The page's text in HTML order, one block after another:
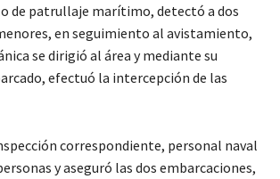
de patrullaje marítimo, detectó a dos
en seguimiento al avistamiento,
se dirigió al área y mediante su
efectuó la intercepción de las
correspondiente, personal naval
y aseguró las dos embarcaciones,